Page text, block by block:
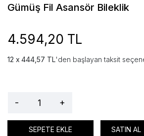
Gümüş Fil Asansör Bileklik
4.594,20 TL
444,57 TL'den başlayan taksit
- +
SEPETE EKLE SATIN AL